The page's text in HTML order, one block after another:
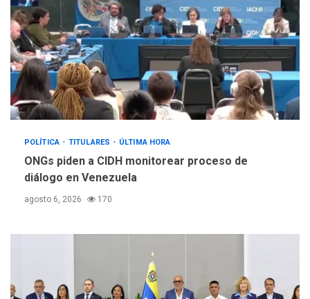
POLÍTICA TITULARES ÚLTIMA HORA
ONGs piden a CIDH monitorear proceso de
diálogo en Venezuela
agosto 6, 2026 170